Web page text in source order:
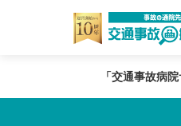
「交通事故病